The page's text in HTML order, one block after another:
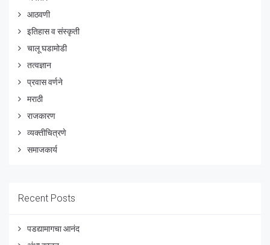
आठवणी
इतिहास व संस्कृती
चालू घडामोडी
तत्वज्ञान
प्रवास वर्णने
मराठी
राजकारण
व्यक्तीचित्रणे
समाजकार्य
Recent Posts
पडद्यामागचा आनंद